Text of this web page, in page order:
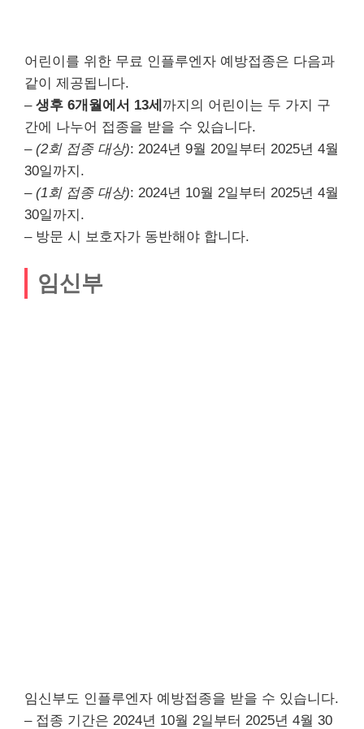
어린이를 위한 무료 인플루엔자 예방접종은 다음과
같이 제공됩니다.
– 생후 6개월에서 13세 까지의 어린이는 두 가지 구
간에 나누어 접종을 받을 수 있습니다.
– (2회 접종 대상): 2024년 9월 20일부터 2025년 4월
30일까지.
– (1회 접종 대상): 2024년 10월 2일부터 2025년 4월
30일까지.
– 방문 시 보호자가 동반해야 합니다.
임신부
임신부도 인플루엔자 예방접종을 받을 수 있습니다.
– 접종 기간은 2024년 10월 2일부터 2025년 4월 30